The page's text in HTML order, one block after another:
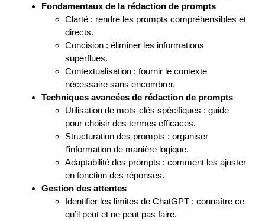
Fondamentaux de la rédaction de prompts
Clarté : rendre les prompts compréhensibles et
directs.
Concision : éliminer les informations
superflues.
Contextualisation : fournir le contexte
nécessaire sans encombrer.
Techniques avancées de rédaction de prompts
Utilisation de mots-clés spécifiques : guide
pour choisir des termes efficaces.
Structuration des prompts : organiser
l’information de manière logique.
Adaptabilité des prompts : comment les ajuster
en fonction des réponses.
Gestion des attentes
Identifier les limites de ChatGPT : connaître ce
qu’il peut et ne peut pas faire.